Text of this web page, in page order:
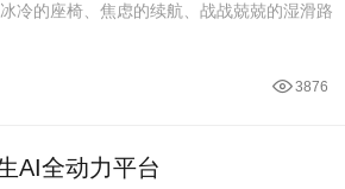
冷的座椅、焦虑的续航、战战兢兢的湿滑路
3876
AI全动力平台